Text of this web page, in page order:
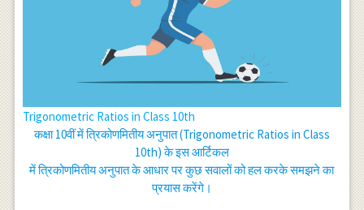
Trigonometric Ratios in Class 10th
कक्षा 10वीं में त्रिकोणमितीय अनुपात (Trigonometric Ratios in Class
10th) के इस आर्टिकल
में त्रिकोणमितीय अनुपात के आधार पर कुछ सवालों को हल करके समझने का
प्रयास करेंगे।